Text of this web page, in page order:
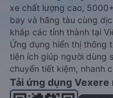
xe chất lượng cao,
bay và hãng tàu cùng
khắp các tỉnh thành tại
Ứng dụng hiển thị thông
tiện ích giúp người dùng
chuyển tiết kiệm, nhanh
Tải ứng dụng Vexere